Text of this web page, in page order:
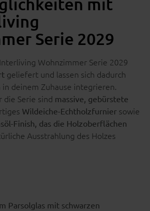
mit
Serie 2029
Wohnzimmer Serie 2029
geliefert und lassen sich dadurch
in deinem Zuhause integrieren.
die Serie sind massive, gebürstete
Wildeiche-Echtholzfurnier sowie
Finish, das die Holzoberflächen
Ausstrahlung des Holzes
Parsolglas mit schwarzen